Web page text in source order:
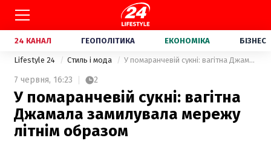
24 КАНАЛ ГЕОПОЛІТИКА ЕКОНОМІКА БІЗНЕС
Lifestyle 24 Стиль і мода У помаранчевій сукні: вагітна Джамала замилувала мережу літнім образом
7 червня, 16:23 2
У помаранчевій сукні: вагітна
Джамала замилувала мережу
літнім образом